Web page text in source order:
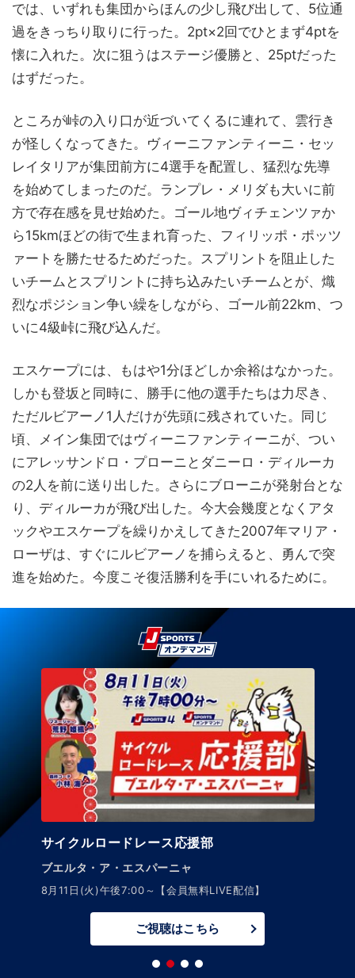
では、いずれも集団からほんの少し飛び出して、5位通
過をきっちり取りに行った。2pt×2回でひとまず4ptを
懐に入れた。次に狙うはステージ優勝と、25ptだった
はずだった。
ところが峠の入り口が近づいてくるに連れて、雲行き
が怪しくなってきた。ヴィーニファンティーニ・セッ
レイタリアが集団前方に4選手を配置し、猛烈な先導
を始めてしまったのだ。ランプレ・メリダも大いに前
方で存在感を見せ始めた。ゴール地ヴィチェンツァか
ら15kmほどの街で生まれ育った、フィリッポ・ポッツ
ァートを勝たせるためだった。スプリントを阻止した
いチームとスプリントに持ち込みたいチームとが、熾
烈なポジション争い繰をしながら、ゴール前22km、つ
いに4級峠に飛び込んだ。
エスケープには、もはや1分ほどしか余裕はなかった。
しかも登坂と同時に、勝手に他の選手たちは力尽き、
ただルビアーノ1人だけが先頭に残されていた。同じ
頃、メイン集団ではヴィーニファンティーニが、つい
にアレッサンドロ・プローニとダニーロ・ディルーカ
の2人を前に送り出した。さらにブローニが発射台とな
り、ディルーカが飛び出した。今大会幾度となくアタ
ックやエスケープを繰りかえしてきた2007年マリア・
ローザは、すぐにルビアーノを捕らえると、勇んで突
進を始めた。今度こそ復活勝利を手にいれるために。
サイクルロードレース応援部
ブエルタ・ア・エスパーニャ
8月11日(火)午後7:00～【会員無料LIVE配信】
ご視聴はこちら